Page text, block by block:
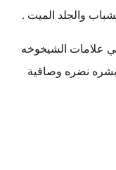
والجلد الميت .
علامات الشيخوخه
بشره نضره وصافية